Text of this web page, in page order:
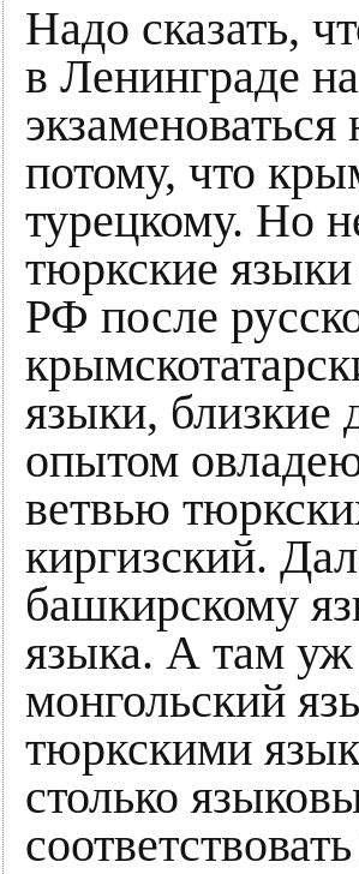
Надо сказать,
в Ленинграде
потому, что
турецкому. Но
тюркские
РФ после
языки, близкие
опытом
ветвью
киргизский.
башкирскому
языка. А там уж
монгольский
тюркскими
столько